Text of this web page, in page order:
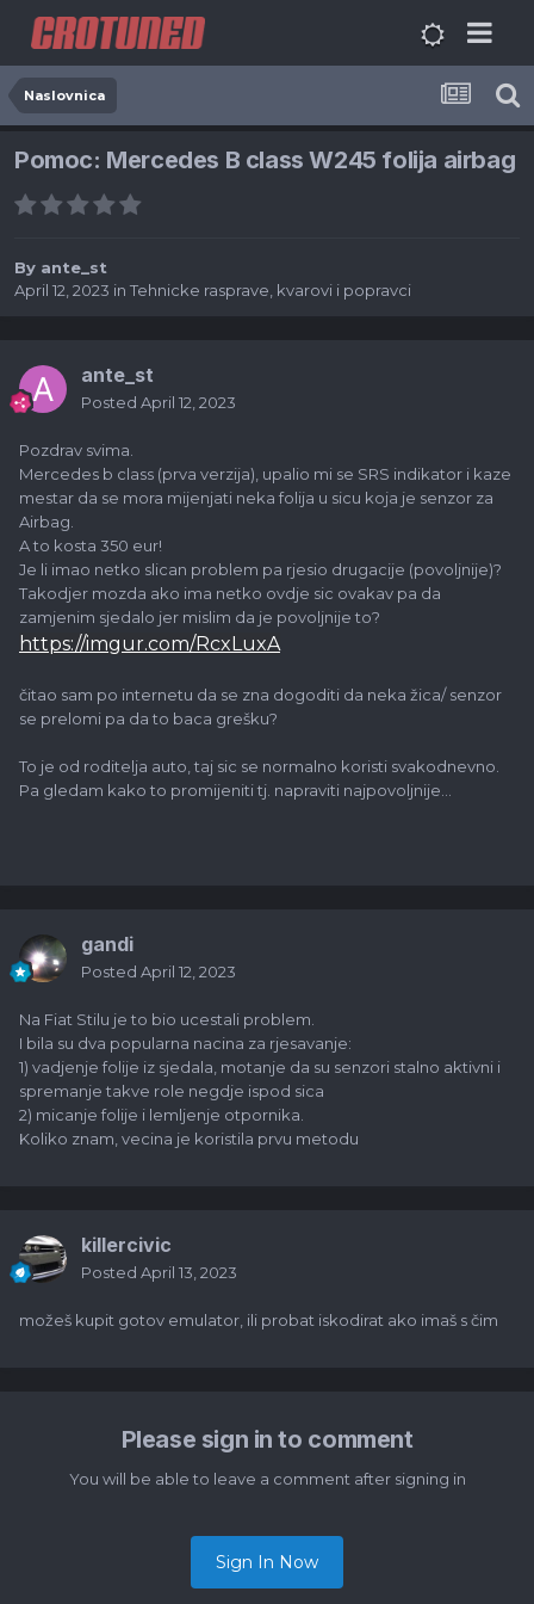
Naslovnica
Pomoc: Mercedes B class W245 folija airbag
By ante_st
April 12, 2023 in Tehnicke rasprave, kvarovi i popravci
ante_st
Posted April 12, 2023
Pozdrav svima.
Mercedes b class (prva verzija), upalio mi se SRS indikator i kaze
mestar da se mora mijenjati neka folija u sicu koja je senzor za
Airbag.
A to kosta 350 eur!
Je li imao netko slican problem pa rjesio drugacije (povoljnije)?
Takodjer mozda ako ima netko ovdje sic ovakav pa da
zamjenim sjedalo jer mislim da je povoljnije to?
https://imgur.com/RcxLuxA
čitao sam po internetu da se zna dogoditi da neka žica/ senzor
se prelomi pa da to baca grešku?
To je od roditelja auto, taj sic se normalno koristi svakodnevno.
Pa gledam kako to promijeniti tj. napraviti najpovoljnije...
gandi
Posted April 12, 2023
Na Fiat Stilu je to bio ucestali problem.
I bila su dva popularna nacina za rjesavanje:
1) vadjenje folije iz sjedala, motanje da su senzori stalno aktivni i
spremanje takve role negdje ispod sica
2) micanje folije i lemljenje otpornika.
Koliko znam, vecina je koristila prvu metodu
killercivic
Posted April 13, 2023
možeš kupit gotov emulator, ili probat iskodirat ako imaš s čim
Please sign in to comment
You will be able to leave a comment after signing in
Sign In Now